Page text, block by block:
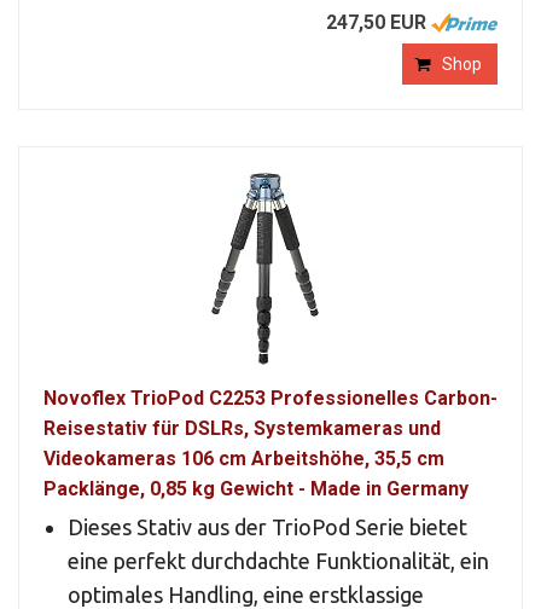
247,50 EUR
Shop
Novoflex TrioPod C2253 Professionelles Carbon-
Reisestativ für DSLRs, Systemkameras und
Videokameras 106 cm Arbeitshöhe, 35,5 cm
Packlänge, 0,85 kg Gewicht - Made in Germany
Dieses Stativ aus der TrioPod Serie bietet
eine perfekt durchdachte Funktionalität, ein
optimales Handling, eine erstklassige